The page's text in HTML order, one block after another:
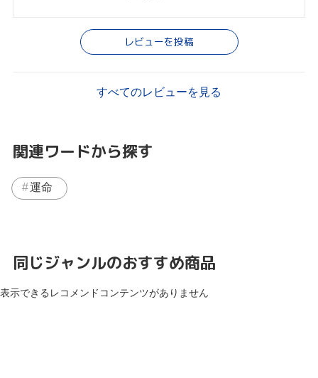
レビューを投稿
すべてのレビューを見る
関連ワードから探す
運命
同じジャンルのおすすめ商品
表示できるレコメンドコンテンツがありません